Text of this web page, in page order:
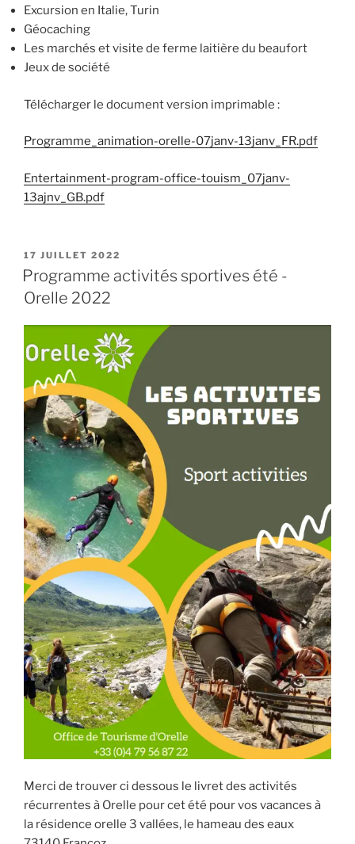
Excursion en Italie, Turin
Géocaching
Les marchés et visite de ferme laitière du beaufort
Jeux de société
Télécharger le document version imprimable :
Programme_animation-orelle-07janv-13janv_FR.pdf
Entertainment-program-office-touism_07janv-
13ajnv_GB.pdf
PUBLIÉ
LE
17 JUILLET 2022
Programme activités sportives été -
Orelle 2022
Merci de trouver ci dessous le livret des activités
récurrentes à Orelle pour cet été pour vos vacances à
la résidence orelle 3 vallées, le hameau des eaux